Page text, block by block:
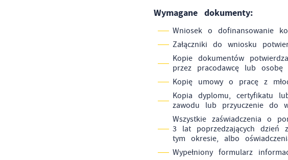
Wymagane dokumenty:
Wniosek o dofinansowanie
Załączniki do wniosku
Kopie dokumentów
przez pracodawcę lub
Kopię umowy o pracę z
Kopia dyplomu, certyfikatu
zawodu lub przyuczenie do
Wszystkie zaświadczenia o
3 lat poprzedzających dzień
tym okresie, albo
Wypełniony formularz
usług. Firmy te